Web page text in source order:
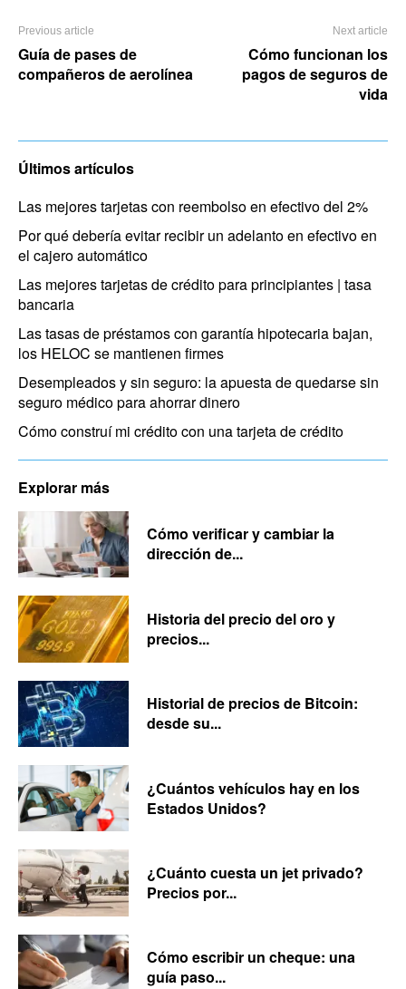
Previous article
Guía de pases de
compañeros de aerolínea
Next article
Cómo funcionan los
pagos de seguros de
vida
Últimos artículos
Las mejores tarjetas con reembolso en efectivo del 2%
Por qué debería evitar recibir un adelanto en efectivo en
el cajero automático
Las mejores tarjetas de crédito para principiantes | tasa
bancaria
Las tasas de préstamos con garantía hipotecaria bajan,
los HELOC se mantienen firmes
Desempleados y sin seguro: la apuesta de quedarse sin
seguro médico para ahorrar dinero
Cómo construí mi crédito con una tarjeta de crédito
Explorar más
Cómo verificar y cambiar la
dirección de...
Historia del precio del oro y
precios...
Historial de precios de Bitcoin:
desde su...
¿Cuántos vehículos hay en los
Estados Unidos?
¿Cuánto cuesta un jet privado?
Precios por...
Cómo escribir un cheque: una
guía paso...